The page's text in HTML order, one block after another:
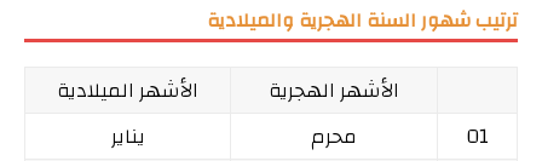
ترتيب شهور السنة الهجرية والميلادية
الأشهر الهجرية
الأشهر الميلادية
01
محرم
يناير